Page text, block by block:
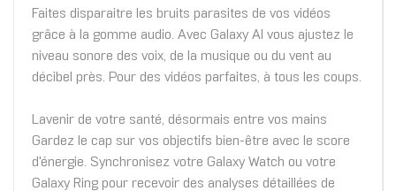
Faites disparaitre les bruits parasites de vos vidéos
grâce à la gomme audio. Avec Galaxy AI vous ajustez le
niveau sonore des voix, de la musique ou du vent au
décibel près. Pour des vidéos parfaites, à tous les coups.
Lavenir de votre santé, désormais entre vos mains
Gardez le cap sur vos objectifs bien-être avec le score
d'énergie. Synchronisez votre Galaxy Watch ou votre
Galaxy Ring pour recevoir des analyses détaillées de